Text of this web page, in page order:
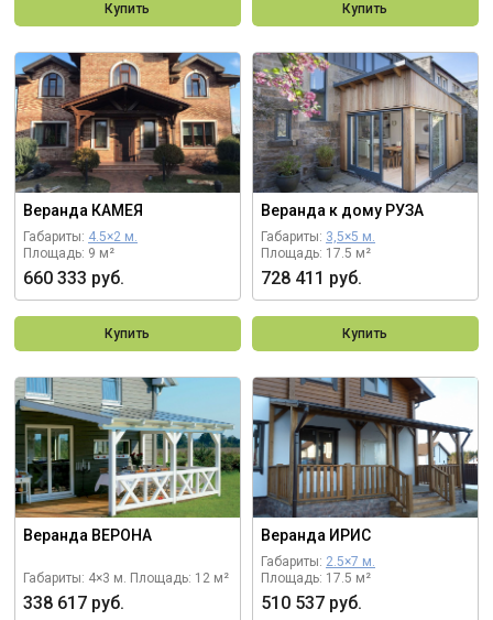
Купить Купить
Веранда КАМЕЯ
Габариты: 4.5×2 м.
Площадь: 9 м²
660 333 руб.
Купить
Веранда к дому РУЗА
Габариты: 3,5×5 м.
Площадь: 17.5 м²
728 411 руб.
Купить
Веранда ВЕРОНА
Габариты: 4×3 м. Площадь: 12 м²
338 617 руб.
Веранда ИРИС
Габариты: 2.5×7 м.
Площадь: 17.5 м²
510 537 руб.